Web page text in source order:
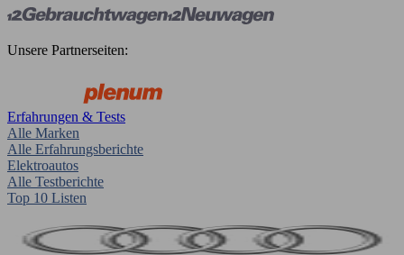
Unsere Partnerseiten:
Erfahrungen & Tests
Alle Marken
Alle Erfahrungsberichte
Elektroautos
Alle Testberichte
Top 10 Listen